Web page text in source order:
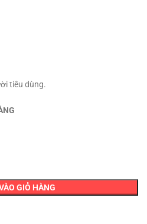
tiêu dùng.
GIỎ HÀNG